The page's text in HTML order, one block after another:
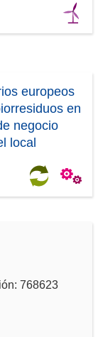
europeos
en
negocio
local
768623